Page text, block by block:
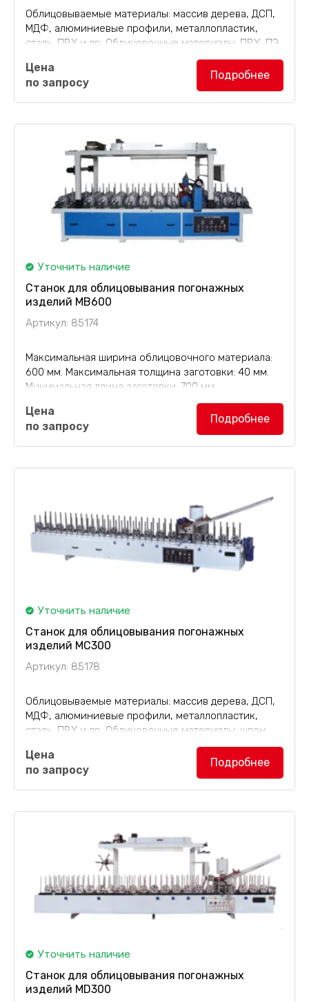
Облицовываемые материалы: массив дерева, ДСП,
МДФ, алюминиевые профили, металлопластик,
сталь, ПВХ и др. Облицовочные материалы: ПВХ, ПЭ,
декоративная бумага, алюминиевая пленка и др.
Цена
по запросу
Подробнее
Уточнить наличие
Станок для облицовывания погонажных
изделий MB600
Артикул: 85174
Максимальная ширина облицовочного материала:
600 мм. Максимальная толщина заготовки: 40 мм.
Минимальная длина заготовки: 700 мм.
Цена
по запросу
Подробнее
Уточнить наличие
Станок для облицовывания погонажных
изделий MC300
Артикул: 85178
Облицовываемые материалы: массив дерева, ДСП,
МДФ, алюминиевые профили, металлопластик,
сталь, ПВХ и др. Облицовочные материалы: шпон,
Цена
по запросу
Подробнее
Уточнить наличие
Станок для облицовывания погонажных
изделий MD300